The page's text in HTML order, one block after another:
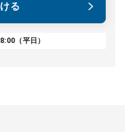
る
（平日）